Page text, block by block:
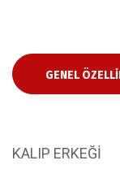
GENEL
KALIP ERKEĞİ